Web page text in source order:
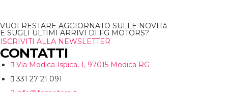
VUOI RESTARE AGGIORNATO SULLE NOVITà
E SUGLI ULTIMI ARRIVI DI FG MOTORS?
ISCRIVITI ALLA NEWSLETTER
CONTATTI
Via Modica Ispica, 1, 97015 Modica RG
331 27 21 091